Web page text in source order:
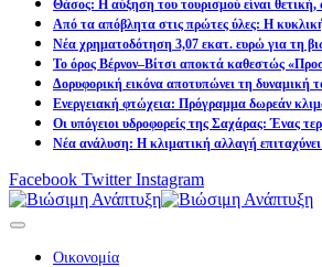
Θάσος: Η αύξηση του τουρισμού είναι
Από τα απόβλητα στις πρώτες ύλες: Η
Νέα χρηματοδότηση 3,07 εκατ. ευρώ για τη
Το όρος Βέρνον–Βίτσι αποκτά καθεστώς
Δορυφορική εικόνα αποτυπώνει τη δυναμική
Ενεργειακή φτώχεια: Πρόγραμμα δωρεάν
Οι υπόγειοι υδροφορείς της Σαχάρας: Ένας
Νέα ανάλυση: Η κλιματική αλλαγή
Facebook Twitter Instagram
Οικονομία